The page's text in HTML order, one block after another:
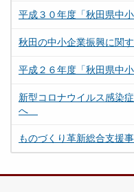
平成３０年度「秋田県中
秋田の中小企業振興に関
平成２６年度「秋田県中
新型コロナウイルス感染
へ
ものづくり革新総合支援